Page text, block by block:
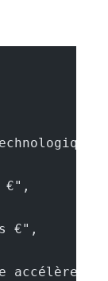
€",
€",
accélère